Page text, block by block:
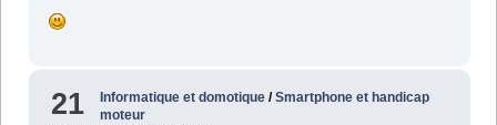
21 Informatique et domotique /Smartphone et handicap
moteur